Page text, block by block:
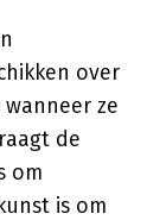
over
ze
de
om
is om